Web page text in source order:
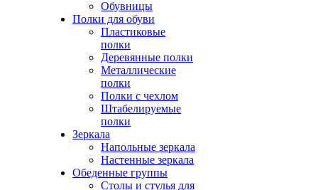
Обувницы
Полки для обуви
Пластиковые
полки
Деревянные полки
Металлические
полки
Полки с чехлом
Штабелируемые
полки
Зеркала
Напольные зеркала
Настенные зеркала
Обеденные группы
Столы и стулья для